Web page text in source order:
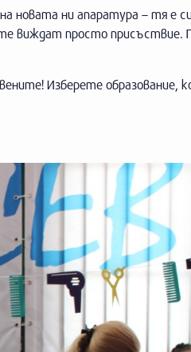
новата ни апаратура – тя е
виждат просто присъствие.
Изберете образование,